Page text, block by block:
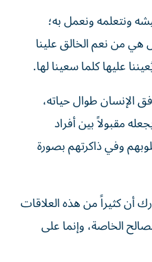
ونتعلمه ونعمل به؛
هي من نعم الخالق علينا
عليها كلما سعينا لها.
الإنسان طوال حياته،
مقبولاً بين أفراد
وفي ذاكرتهم بصورة
أن كثيراً من هذه العلاقات
الخاصة، وإنما على